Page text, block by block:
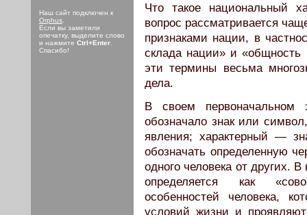
Наш сайт подключен к
Orphus
Если вы заметили
опечатку, выделите слово
и нажмите Ctrl+Enter
Спасибо!
Что такое национальный
вопрос рассматривается
признаками нации, в
склада нации» и «общность
эти термины весьма
дела.
В своем первоначальном
обозначало знак или
явления; характерный —
обозначать определенную
одного человека от других.
определяется как
особенностей человека,
условий жизни и